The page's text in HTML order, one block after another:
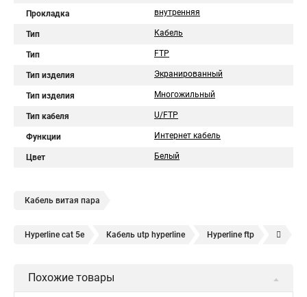
Прокладка внутренняя
Тип Кабель
Тип FTP
Тип изделия Экранированный
Тип изделия Многожильный
Тип кабеля U/FTP
Функции Интернет кабель
Цвет Белый
Кабель витая пара
Hyperline cat 5e Кабель utp hyperline Hyperline ftp
Hyperline cat UTP 5e hyperline
Похожие товары